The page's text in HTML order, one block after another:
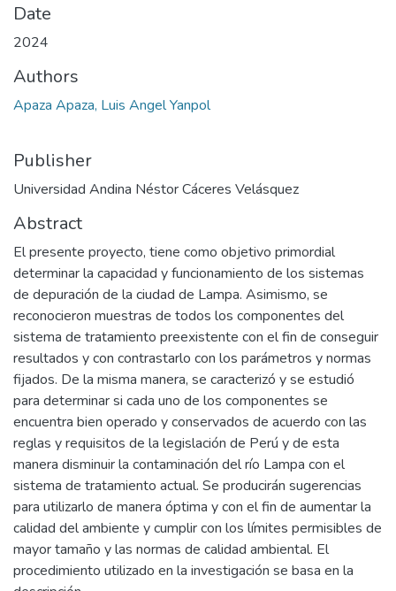
Date
2024
Authors
Apaza Apaza, Luis Angel Yanpol
Publisher
Universidad Andina Néstor Cáceres Velásquez
Abstract
El presente proyecto, tiene como objetivo primordial
determinar la capacidad y funcionamiento de los sistemas
de depuración de la ciudad de Lampa. Asimismo, se
reconocieron muestras de todos los componentes del
sistema de tratamiento preexistente con el fin de conseguir
resultados y con contrastarlo con los parámetros y normas
fijados. De la misma manera, se caracterizó y se estudió
para determinar si cada uno de los componentes se
encuentra bien operado y conservados de acuerdo con las
reglas y requisitos de la legislación de Perú y de esta
manera disminuir la contaminación del río Lampa con el
sistema de tratamiento actual. Se producirán sugerencias
para utilizarlo de manera óptima y con el fin de aumentar la
calidad del ambiente y cumplir con los límites permisibles de
mayor tamaño y las normas de calidad ambiental. El
procedimiento utilizado en la investigación se basa en la